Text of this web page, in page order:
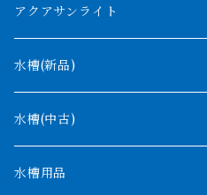
コンゴ
タンガニーカ
ウィークシー
モケレンベンベ
デルヘッジ
ザイールグリーン
アクアサンライト
水槽(新品)
1200mm以下
1500mm
水槽(中古)
水槽用品